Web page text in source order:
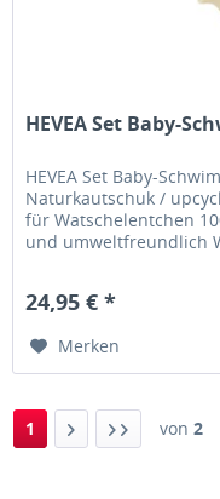
HEVEA Set Baby-
HEVEA Set Baby-
Naturkautschuk /
für Watschelentchen
und umweltfreundlich
24,95 € *
Merken
1 von 2